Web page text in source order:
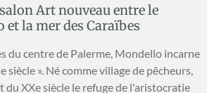
Art nouveau entre le
la mer des Caraïbes
du centre de Palerme, Mondello incarne
siècle ». Né comme village de pêcheurs,
du XXe siècle le refuge de l'aristocratie